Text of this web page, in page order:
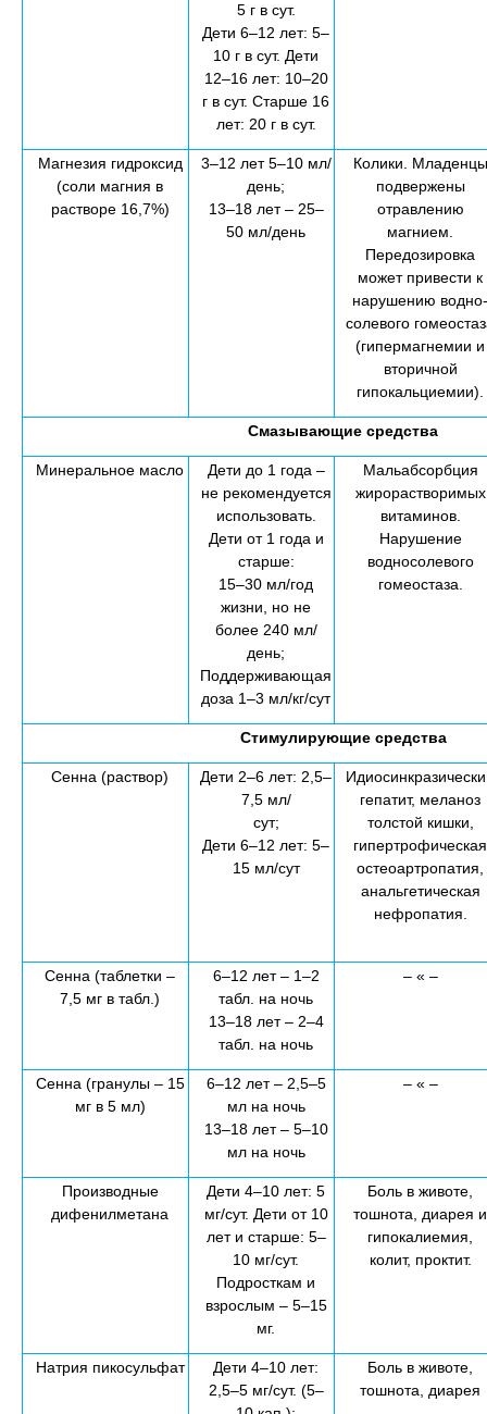
5 г в сут.
Дети 6–12 лет: 5–
10 г в сут. Дети
12–16 лет: 10–20
г в сут. Старше 16
лет: 20 г в сут.
Магнезия гидроксид
(соли магния в
растворе 16,7%)
3–12 лет 5–10 мл/
день;
13–18 лет – 25–
50 мл/день
Колики. Младенцы
подвержены
отравлению
магнием.
Передозировка
может привести к
нарушению водно-
солевого
(гипермагнемии и
вторичной
гипокальциемии).
Смазывающие средства
Минеральное масло
Дети до 1 года –
не рекомендуется
использовать.
Дети от 1 года и
старше:
15–30 мл/год
жизни, но не
более 240 мл/
день;
Поддерживающая
доза 1–3 мл/кг/сут
Мальабсорбция
жирорастворимых
витаминов.
Нарушение
водносолевого
гомеостаза.
Стимулирующие средства
Сенна (раствор)
Дети 2–6 лет: 2,5–
7,5 мл/
сут;
Дети 6–12 лет: 5–
15 мл/сут
гепатит, меланоз
толстой кишки,
гипертрофическая
остеоартропатия,
анальгетическая
нефропатия.
Сенна (таблетки –
7,5 мг в табл.)
6–12 лет – 1–2
табл. на ночь
13–18 лет – 2–4
табл. на ночь
– « –
Сенна (гранулы – 15
мг в 5 мл)
6–12 лет – 2,5–5
мл на ночь
13–18 лет – 5–10
мл на ночь
– « –
Производные
дифенилметана
Дети 4–10 лет: 5
мг/сут. Дети от 10
лет и старше: 5–
10 мг/сут.
Подросткам и
взрослым – 5–15
мг.
Боль в животе,
тошнота, диарея и
гипокалиемия,
колит, проктит.
Натрия пикосульфат
Дети 4–10 лет:
2,5–5 мг/сут. (5–
Боль в животе,
тошнота, диарея